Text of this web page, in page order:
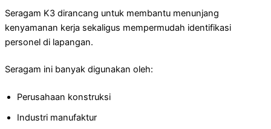
Seragam K3 dirancang untuk membantu menunjang
kenyamanan kerja sekaligus mempermudah identifikasi
personel di lapangan.
Seragam ini banyak digunakan oleh:
Perusahaan konstruksi
Industri manufaktur